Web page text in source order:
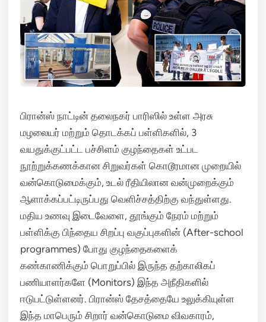
பிரான்ஸ் நாட்டின் தலைநகர் பாரிஸில் உள்ள அரசு
மழலையர் மற்றும் தொடக்கப் பள்ளிகளில், 3
வயதுக்குட்பட்ட பச்சிளம் குழந்தைகள் உட்பட
நூற்றுக்கணக்கான சிறுவர்கள் கொடூரமான முறையில்
வன்கொடுமைக்கும், உடல் ரீதியிலான வன்முறைக்கும்
ஆளாக்கப்பட்டிருப்பது வெளிச்சத்திற்கு வந்துள்ளது.
மதிய உணவு இடைவேளை, தூங்கும் நேரம் மற்றும்
பள்ளிக்கு பிந்தைய சிறப்பு வகுப்புகளின் (After-school
programmes) போது குழந்தைகளைக்
கண்காணிக்கும் பொறுப்பில் இருந்த தற்காலிகப்
பணியாளர்களே (Monitors) இந்த அநீதிகளில்
ஈடுபட்டுள்ளனர். பிரான்ஸ் தேசத்தையே உலுக்கியுள்ள
இந்த மாபெரும் சிறார் வன்கொடுமை விவகாரம்,